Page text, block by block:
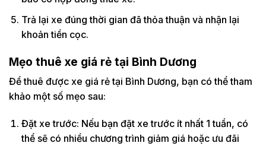
Trả lại xe đúng thời gian đã thỏa thuận và nhận lại
khoản tiền cọc.
Mẹo thuê xe giá rẻ tại Bình Dương
Để thuê được xe giá rẻ tại Bình Dương, bạn có thể tham
khảo một số mẹo sau:
Đặt xe trước: Nếu bạn đặt xe trước ít nhất 1 tuần, có
thể sẽ có nhiều chương trình giảm giá hoặc ưu đãi